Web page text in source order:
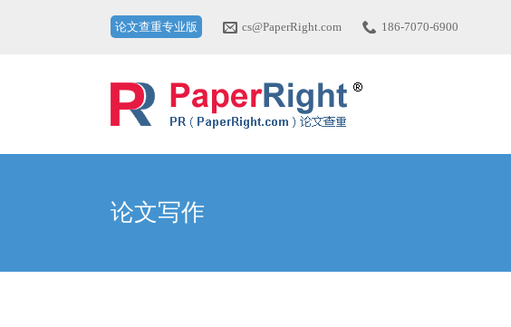
论文查重专业版 cs@PaperRight.com 186-7070-6900
论文写作